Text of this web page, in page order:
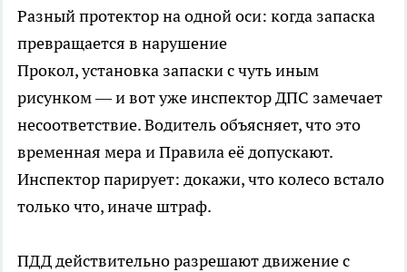
Разный протектор на одной оси: когда запаска
превращается в нарушение
Прокол, установка запаски с чуть иным
рисунком — и вот уже инспектор ДПС замечает
несоответствие. Водитель объясняет, что это
временная мера и Правила её допускают.
Инспектор парирует: докажи, что колесо встало
только что, иначе штраф.
ПДД действительно разрешают движение с